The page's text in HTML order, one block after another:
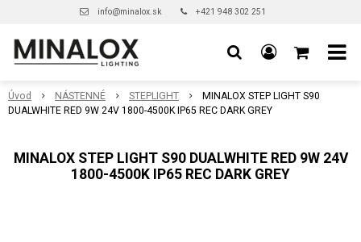
info@minalox.sk +421 948 302 251
Úvod NÁSTENNÉ STEPLIGHT
MINALOX STEP LIGHT S90
DUALWHITE RED 9W 24V 1800-4500K IP65 REC DARK GREY
MINALOX STEP LIGHT S90 DUALWHITE RED 9W 24V
1800-4500K IP65 REC DARK GREY